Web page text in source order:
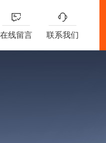
在线留言 联系我们